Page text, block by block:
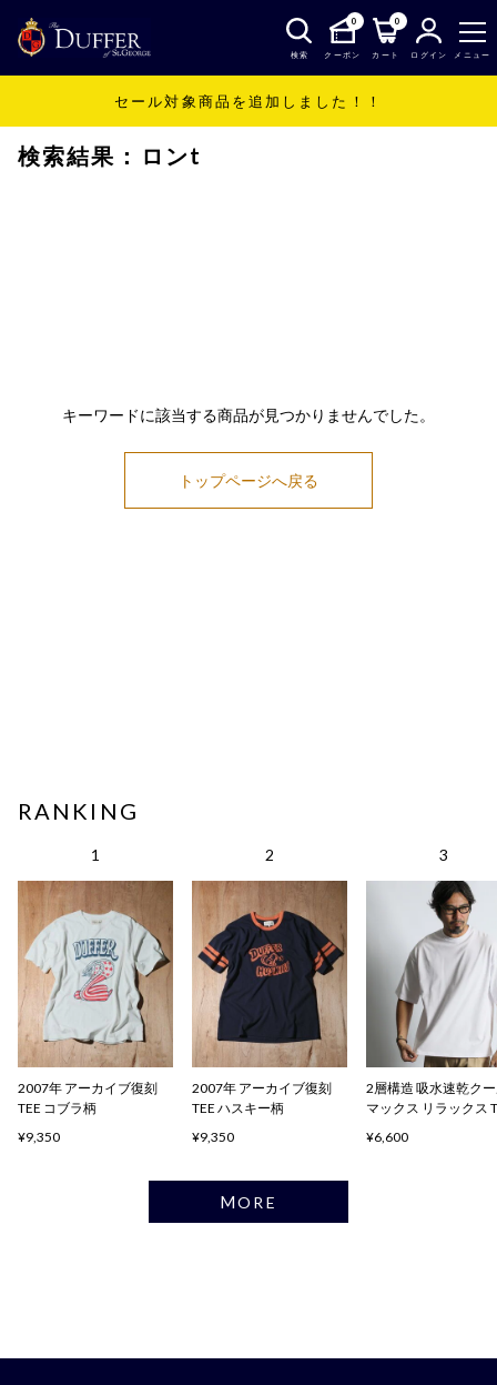
検索
0
クーポン
0
カート ログイン メニュー
セール対象商品を追加しました！！
ロンt
検索結果：ロンt
キーワードに該当する商品が見つかりませんでした。
トップページへ戻る
RANKING
2007年 アーカイブ復刻
TEE コブラ柄
¥9,350
2007年 アーカイブ復刻
TEE ハスキー柄
¥9,350
2層構造 吸水速乾ク
マックス リラックス
¥6,600
MORE